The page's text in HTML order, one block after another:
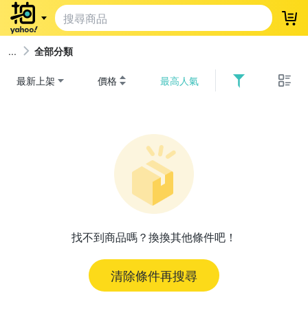
登
全部分類
最新上架 價格 最高人氣
找不到商品嗎？換換其他條件吧！
清除條件再搜尋